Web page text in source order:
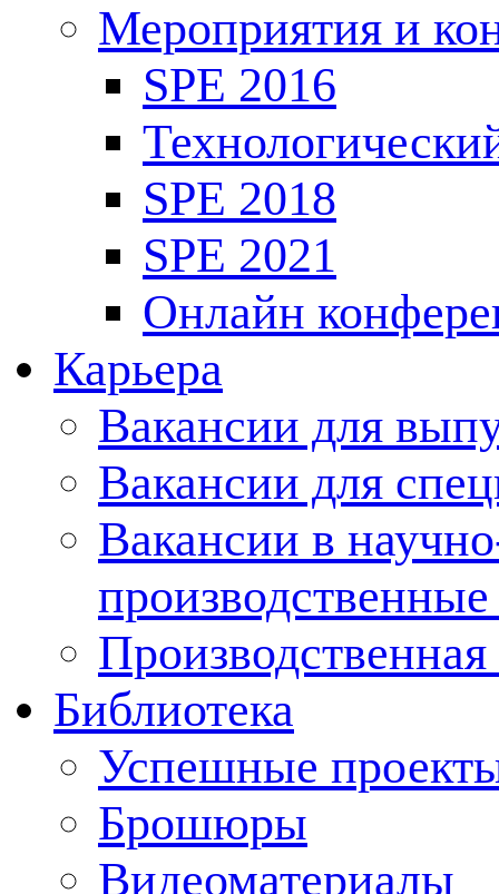
Мероприятия и
SPE 2016
SPE 2018
SPE 2021
Онлайн
Карьера
Вакансии для
Вакансии для
Вакансии в
Производственная
Библиотека
Успешные
Брошюры
Видеоматериалы